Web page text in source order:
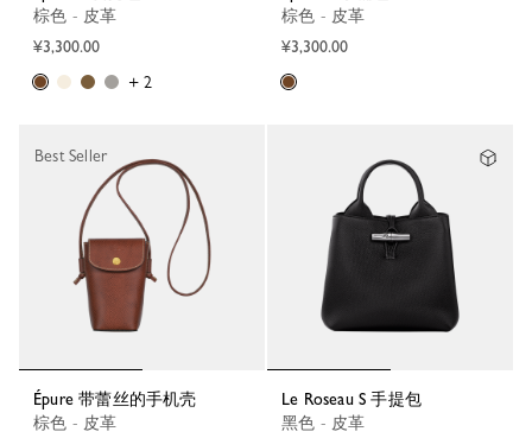
棕色 - 皮革
¥3,300.00
+ 2
棕色 - 皮革
¥3,300.00
Épure 带蕾丝的手机壳
棕色 - 皮革
Best Seller
Le Roseau S 手提包
黑色 - 皮革